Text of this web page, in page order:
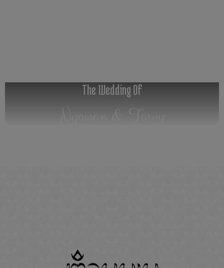
The Wedding Of
Nyawan & Tarvy